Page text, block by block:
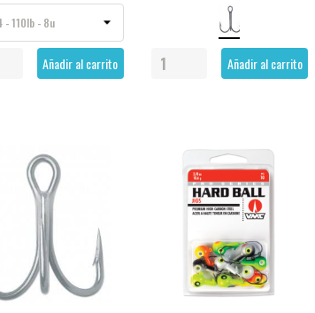
Añadir al carrito Añadir al carrito